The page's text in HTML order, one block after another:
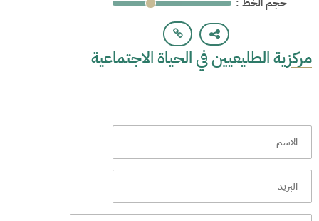
مركزية الطليعيين في الحياة الاجتماعية